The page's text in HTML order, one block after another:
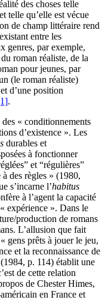
des choses telle
telle qu’elle est vécue
de champ littéraire rend
entre les
genres, par exemple,
roman réaliste, de la
pour jeunes, par
(le roman réaliste)
d’une position
.
« conditionnements
d’existence ». Les
durables et
à fonctionner
et “régulières”
des règles » (1980,
s’incarne l’habitus
à l’agent la capacité
expérience ». Dans le
production de romans
L’allusion que fait
gens prêts à jouer le jeu,
et la reconnaissance de
p. 114) établit une
de cette relation
de Chester Himes,
en France et